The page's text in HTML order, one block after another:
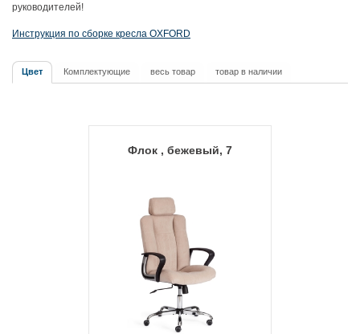
руководителей!
Инструкция по сборке кресла OXFORD
Цвет Комплектующие весь товар товар в наличии
Флок , бежевый, 7